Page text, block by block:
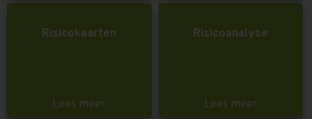
Risicokaarten
Lees meer
Risicoanalyse
Lees meer